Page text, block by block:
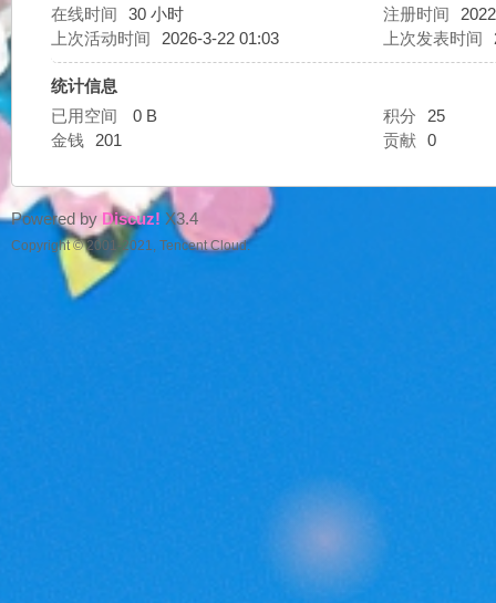
在线时间
30 小时 注册时间
上次活动时间
2026-3-22 01:03 上次发表时间
统计信息
已用空间
0 B 积分
25
金钱
201 贡献 0
Powered by Discuz! X3.4
Copyright © 2001-2021, Tencent Cloud.